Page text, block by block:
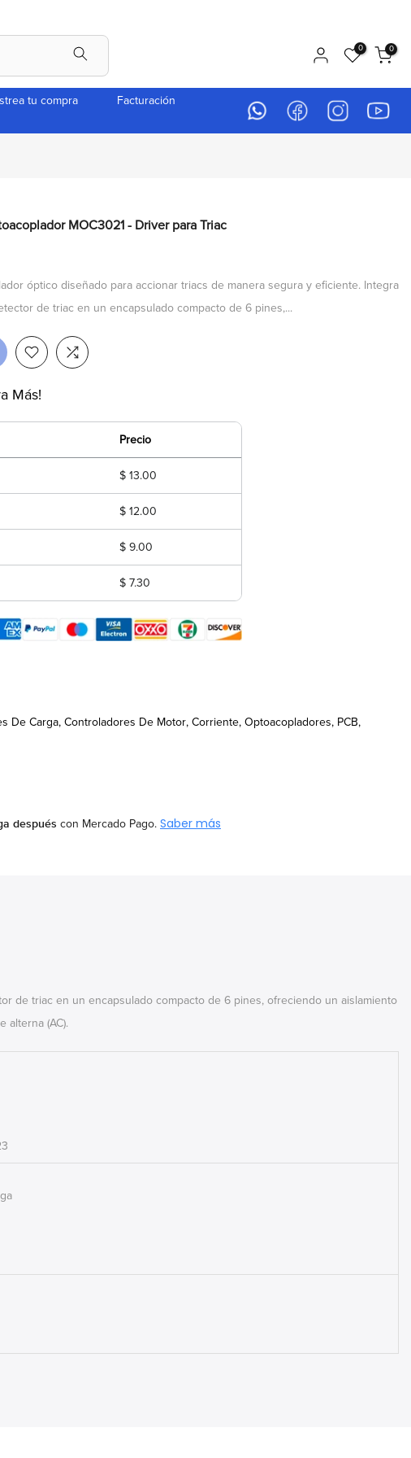
0 0
tu compra
Facturación
MOC3021 - Driver para Triac
óptico diseñado para accionar triacs de manera segura y eficiente. Integra
de triac en un encapsulado compacto de 6 pines,...
Más!
Precio
$ 13.00
$ 12.00
$ 9.00
$ 7.30
De Carga Controladores De Motor Corriente Optoacopladores PCB
después con Mercado Pago. Saber más
de triac en un encapsulado compacto de 6 pines, ofreciendo un aislamiento
alterna (AC).